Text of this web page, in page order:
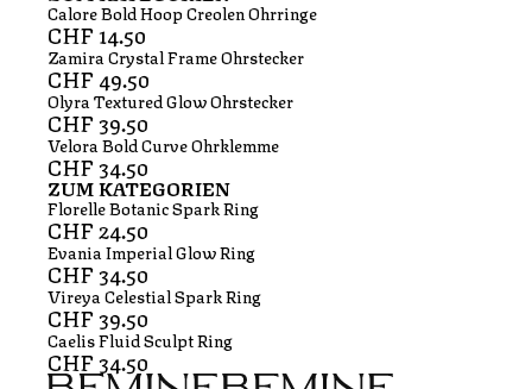
Calore Bold Hoop Creolen Ohrringe
CHF14.50
Zamira Crystal Frame Ohrstecker
CHF49.50
Olyra Textured Glow Ohrstecker
CHF39.50
Velora Bold Curve Ohrklemme
CHF34.50
ZUM KATEGORIEN
Florelle Botanic Spark Ring
CHF24.50
Evania Imperial Glow Ring
CHF34.50
Vireya Celestial Spark Ring
CHF39.50
Caelis Fluid Sculpt Ring
CHF34.50